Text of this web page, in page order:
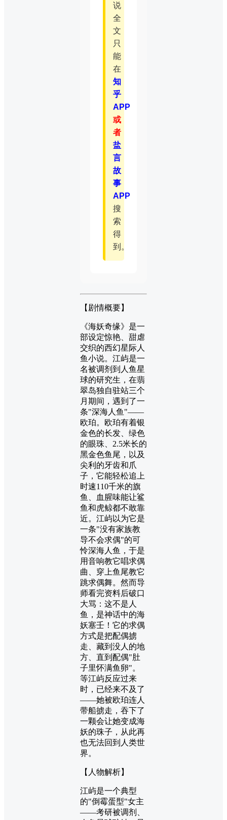
说
全
文
只
能
在
知
乎
APP
或
者
盐
言
故
事
APP
搜
索
得
到。
【剧情概要】
《海妖奇缘》是一
部设定惊艳、甜虐
交织的西幻星际人
鱼小说。江屿是一
名被调剂到人鱼星
球的研究生，在翡
翠岛独自驻站三个
月期间，遇到了一
条"深海人鱼"——
欧珀。欧珀有着银
金色的长发、绿色
的眼珠、2.5米长的
黑金色鱼尾，以及
尖利的牙齿和爪
子，它能轻松追上
时速110千米的旗
鱼、血腥味能让鲨
鱼和虎鲸都不敢靠
近。江屿以为它是
一条"没有家族教
导不会求偶"的可
怜深海人鱼，于是
用音响教它唱求偶
曲、穿上鱼尾教它
跳求偶舞。然而导
师看完资料后破口
大骂：这不是人
鱼，是神话中的海
妖塞壬！它的求偶
方式是把配偶掳
走、藏到没人的地
方、直到配偶"肚
子里怀满鱼卵"。
等江屿反应过来
时，已经来不及了
——她被欧珀连人
带船掳走，吞下了
一颗会让她变成海
妖的珠子，从此再
也无法回到人类世
界。
【人物解析】
江屿是一个典型
的"倒霉蛋型"女主
——考研被调剂、